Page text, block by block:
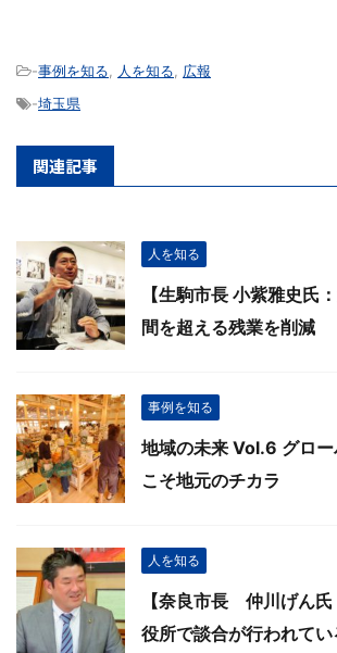
-事例を知る 人を知る
広報
-埼玉県
関連記事
人を知る
【生駒市長 小紫雅史氏
間を超える残業を削減
事例を知る
地域の未来 Vol.6 グロ
こそ地元のチカラ
人を知る
【奈良市長 仲川げん
役所で談合が行われて